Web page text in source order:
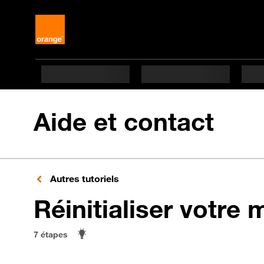
Aide et contact
Autres tutoriels
Réinitialiser votre
7 étapes